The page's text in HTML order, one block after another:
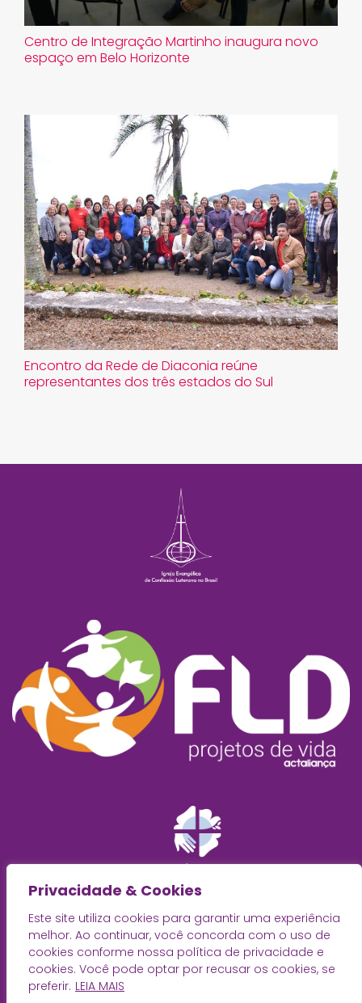
Privacidade & Cookies
Este site utiliza cookies para garantir uma experiência
melhor. Ao continuar, você concorda com o uso de
cookies conforme nossa política de privacidade e
cookies. Você pode optar por recusar os cookies, se
preferir. LEIA MAIS
​Centro de Integração Martinho inaugura novo
espaço em Belo Horizonte
Encontro da Rede de Diaconia reúne
representantes dos três estados do Sul